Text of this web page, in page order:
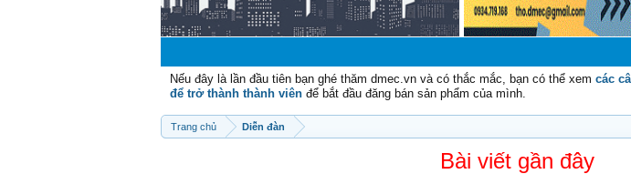
Nếu đây là lần đầu tiên bạn ghé thăm dmec.vn và có thắc mắc, bạn có thể xem các
để trở thành thành viên để bắt đầu đăng bán sản phẩm của mình.
Trang chủ Diễn đàn
Bài viết gần đây